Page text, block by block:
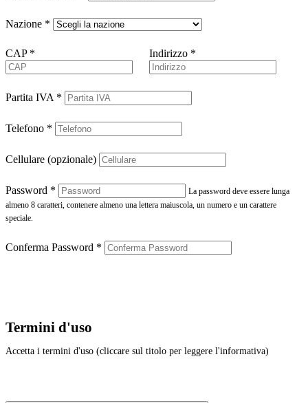
Nazione *
CAP * Indirizzo *
Partita IVA *
Telefono *
Cellulare (opzionale)
Password *
La password deve essere lunga
almeno 8 caratteri, contenere almeno una lettera maiuscola, un numero e un carattere
speciale.
Conferma Password *
Termini d'uso
Accetta i termini d'uso (cliccare sul titolo per leggere l'informativa)